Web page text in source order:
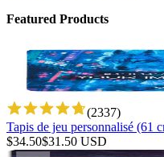
Featured Products
(2337)
Tapis de jeu personnalisé (61
$34.50$31.50 USD